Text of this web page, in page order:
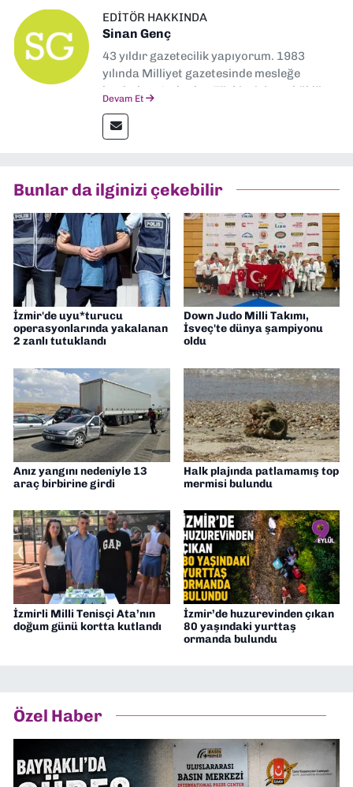
EDITÖR HAKKINDA
Sinan Genç
43 yıldır gazetecilik yapıyorum. 1983
yılında Milliyet gazetesinde mesleğe
başladım. Ardından Türkiye’nin en köklü
muhabir, editör, müdür yardımcısı ve spor
müdürü olarak görev yaptım. Ayrıca Yeni
Gazetesi'nde editörlük yapıyorum
Devam Et
Bunlar da ilginizi çekebilir
İzmir'de uyu*turucu
operasyonlarında yakalanan
2 zanlı tutuklandı
Down Judo Milli Takımı,
İsveç'te dünya şampiyonu
oldu
Anız yangını nedeniyle 13
araç birbirine girdi
Halk plajında patlamamış top
mermisi bulundu
İzmirli Milli Tenisçi Ata’nın
doğum günü kortta kutlandı
İzmir’de huzurevinden çıkan
80 yaşındaki yurttaş
ormanda bulundu
Özel Haber